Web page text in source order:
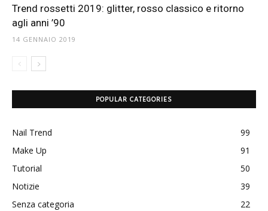
Trend rossetti 2019: glitter, rosso classico e ritorno
agli anni ’90
14 GENNAIO 2019
POPULAR CATEGORIES
Nail Trend
99
Make Up
91
Tutorial
50
Notizie
39
Senza categoria
22